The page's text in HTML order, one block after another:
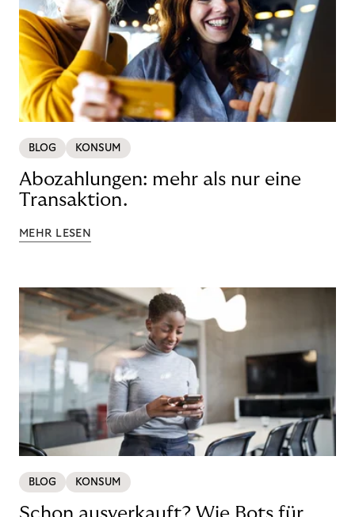
BLOG KONSUM
Abozahlungen: mehr als nur eine
Transaktion.
MEHR LESEN
BLOG KONSUM